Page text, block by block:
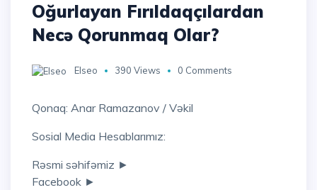
Oğurlayan Fırıldaqçılardan
Necə Qorunmaq Olar?
Elseo 390 Views 0 Comments
Qonaq: Anar Ramazanov / Vəkil
Sosial Media Hesablarımız:
Rəsmi səhifəmiz ►
Facebook ►